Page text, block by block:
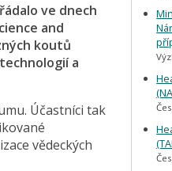
ve dnech
and
koutů
a
Účastníci tak
vědeckých